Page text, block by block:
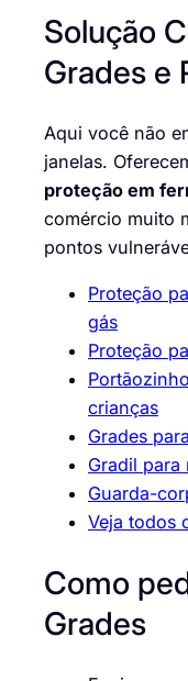
Solução
Grades e
Aqui você não
janelas.
proteção em
comércio muito
pontos
Proteção
gás
Proteção
crianças
Grades
Gradil para
Guarda-
Veja todos
Como
Grades